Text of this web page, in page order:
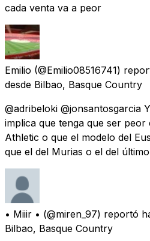
cada venta va a peor
Emilio (@Emilio08516741)
desde Bilbao, Basque Country
@adribeloki @jonsantosgarcia
implica que tenga que ser peor
Athletic o que el modelo del
que el del Murias o el del
• Miiir • (@miren_97) reportó
Bilbao, Basque Country